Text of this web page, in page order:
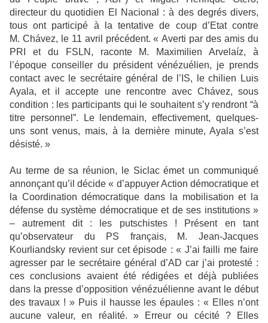
directeur du quotidien El Nacional : à des degrés divers,
tous ont participé à la tentative de coup d’Etat contre
M. Chávez, le 11 avril précédent. « Averti par des amis du
PRI et du FSLN, raconte M. Maximilien Arvelaíz, à
l’époque conseiller du président vénézuélien, je prends
contact avec le secrétaire général de l’IS, le chilien Luis
Ayala, et il accepte une rencontre avec Chávez, sous
condition : les participants qui le souhaitent s’y rendront “à
titre personnel”. Le lendemain, effectivement, quelques-
uns sont venus, mais, à la dernière minute, Ayala s’est
désisté. »
Au terme de sa réunion, le Siclac émet un communiqué
annonçant qu’il décide « d’appuyer Action démocratique et
la Coordination démocratique dans la mobilisation et la
défense du système démocratique et de ses institutions »
– autrement dit : les putschistes ! Présent en tant
qu’observateur du PS français, M. Jean-Jacques
Kourliandsky revient sur cet épisode : « J’ai failli me faire
agresser par le secrétaire général d’AD car j’ai protesté :
ces conclusions avaient été rédigées et déjà publiées
dans la presse d’opposition vénézuélienne avant le début
des travaux ! » Puis il hausse les épaules : « Elles n’ont
aucune valeur, en réalité. » Erreur ou cécité ? Elles